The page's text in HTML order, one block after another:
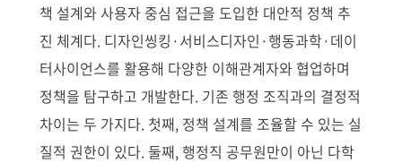
책 설계와 사용자 중심 접근을 도입한 대안적 정책 추
진 체계다. 디자인씽킹·서비스디자인·행동과학·데이
터사이언스를 활용해 다양한 이해관계자와 협업하며
정책을 탐구하고 개발한다. 기존 행정 조직과의 결정적
차이는 두 가지다. 첫째, 정책 설계를 조율할 수 있는 실
질적 권한이 있다. 둘째, 행정직 공무원만이 아닌 다학